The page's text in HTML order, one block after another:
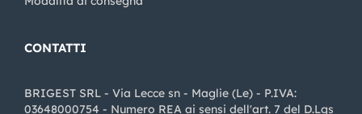
CONTATTI
BRIGEST SRL - Via Lecce sn - Maglie (Le) - P.IVA:
03648000754 - Numero REA ai sensi dell'art. 7 del D.Lgs